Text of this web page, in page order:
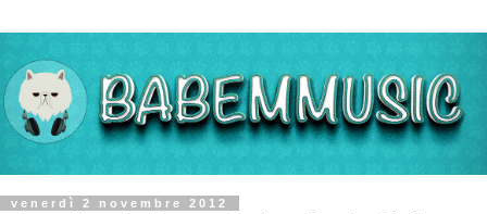
venerdì 2 novembre 2012